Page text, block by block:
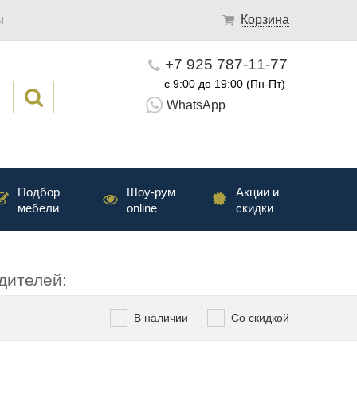
Корзина
+7 925 787-11-77
с 9:00 до 19:00 (Пн-Пт)
WhatsApp
Акции и
скидки
Шоу-рум
online
Подбор
мебели
Со скидкой
В наличии